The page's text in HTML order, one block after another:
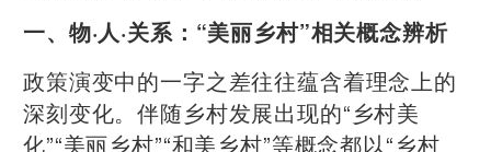
一、物·人·关系：“美丽乡村”相关概念辨析
政策演变中的一字之差往往蕴含着理念上的
深刻变化。伴随乡村发展出现的“乡村美
化”“美丽乡村”“和美乡村”等概念都以“乡村